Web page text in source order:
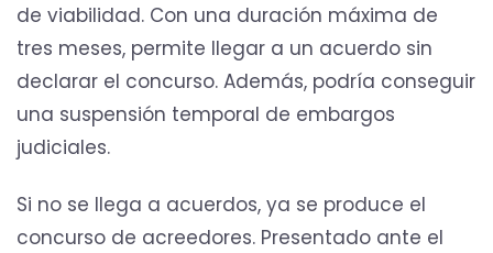
de viabilidad. Con una duración máxima de
tres meses, permite llegar a un acuerdo sin
declarar el concurso. Además, podría conseguir
una suspensión temporal de embargos
judiciales.
Si no se llega a acuerdos, ya se produce el
concurso de acreedores. Presentado ante el